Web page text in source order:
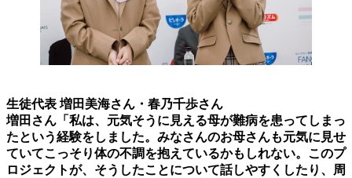
生徒代表 増田美海さん・春乃千歩さん
増田さん「私は、元気そうに見える母が難病を患ってしまっ
たという経験をしました。みなさんのお母さんも元気に見せ
ていてこっそり体の不調を抱えているかもしれない。このプ
ロジェクトが、そうしたことについて話しやすくしたり、周